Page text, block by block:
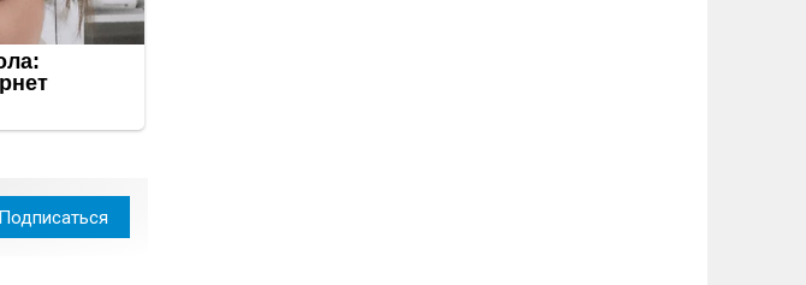
Подписаться